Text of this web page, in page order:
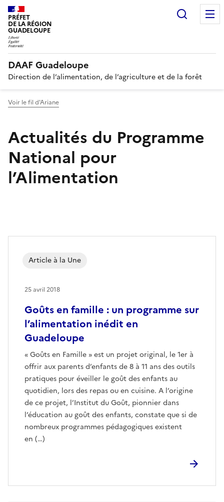
PRÉFET
DE LA RÉGION
GUADELOUPE
DAAF Guadeloupe
Direction de l’alimentation, de l’agriculture et de la forêt
Voir le fil d'Ariane
Actualités du Programme
National pour
l’Alimentation
Goûts en famille : un programme sur
l’alimentation inédit en
Guadeloupe
« Goûts en Famille » est un projet original, le 1er à
offrir aux parents d’enfants de 8 à 11 ans des outils
pratiques pour éveiller le goût des enfants au
quotidien, lors des repas ou en cuisine. A l’origine
de ce projet, l’Institut du Goût, pionnier dans
l’éducation au goût des enfants, constate que si de
nombreux programmes pédagogiques existent
en (…)
Article à la Une
25 avril 2018